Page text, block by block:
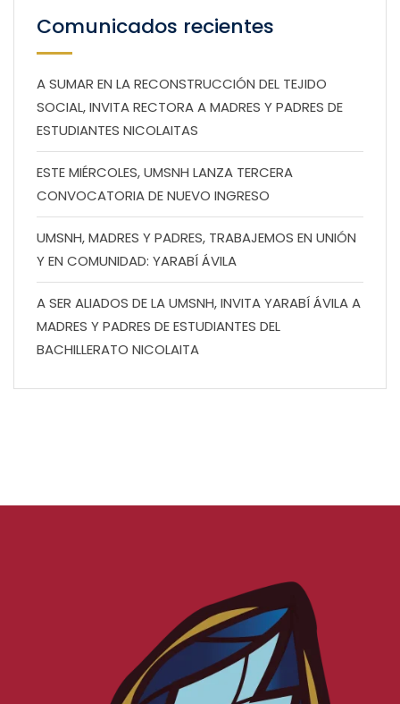
Comunicados recientes
A SUMAR EN LA RECONSTRUCCIÓN DEL TEJIDO
SOCIAL, INVITA RECTORA A MADRES Y PADRES DE
ESTUDIANTES NICOLAITAS
ESTE MIÉRCOLES, UMSNH LANZA TERCERA
CONVOCATORIA DE NUEVO INGRESO
UMSNH, MADRES Y PADRES, TRABAJEMOS EN UNIÓN
Y EN COMUNIDAD: YARABÍ ÁVILA
A SER ALIADOS DE LA UMSNH, INVITA YARABÍ ÁVILA A
MADRES Y PADRES DE ESTUDIANTES DEL
BACHILLERATO NICOLAITA